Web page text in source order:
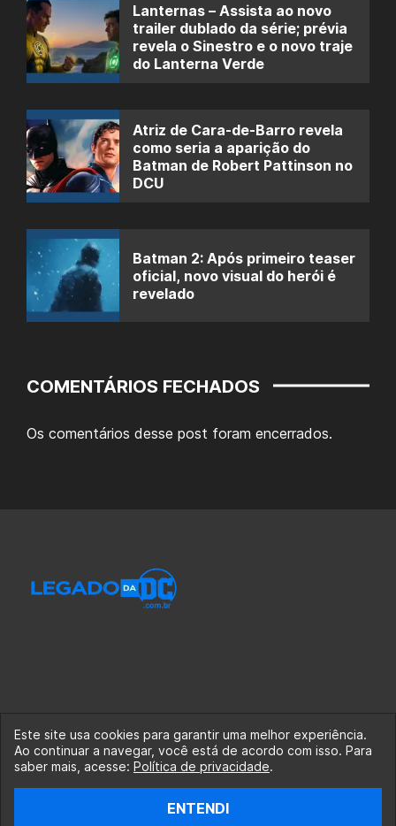
Lanternas – Assista ao novo
trailer dublado da série; prévia
revela o Sinestro e o novo traje
do Lanterna Verde
Atriz de Cara-de-Barro revela
como seria a aparição do
Batman de Robert Pattinson no
DCU
Batman 2: Após primeiro teaser
oficial, novo visual do herói é
revelado
COMENTÁRIOS FECHADOS
Os comentários desse post foram encerrados.
© 2020-2026 Legado da DC, uma empresa da Legado
Enterprises.
fabiolobo
Este site usa cookies para garantir uma melhor experiência.
Ao continuar a navegar, você está de acordo com isso. Para
saber mais, acesse: Política de privacidade.
ENTENDI